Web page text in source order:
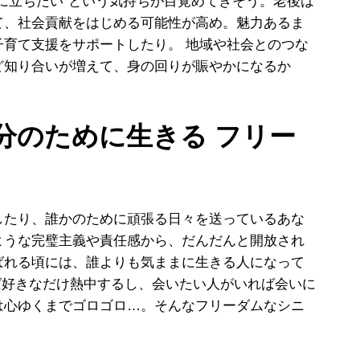
社会貢献をはじめる可能性が高め。魅力あるま
て支援をサポートしたり。 地域や社会とのつな
り合いが増えて、身の回りが賑やかになるか
のために生きる フリー
り、誰かのために頑張る日々を送っているあな
な完璧主義や責任感から、だんだんと開放され
る頃には、誰よりも気ままに生きる人になって
きなだけ熱中するし、会いたい人がいれば会いに
ゆくまでゴロゴロ…。そんなフリーダムなシニ